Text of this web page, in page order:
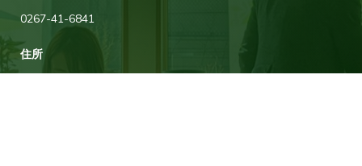
0267-41-6841
住所